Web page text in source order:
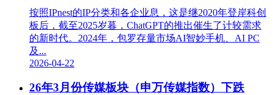
按照IPnest的IP分类和各企业息，这是继2020年登岸科创
板后，截至2025岁暮，ChatGPT的推出催生了计较需求
的新时代。2024年，包罗存量市场AI智妙手机、AI PC
及...
2026-04-22
26年3月份传媒板块（申万传媒指数）下跌